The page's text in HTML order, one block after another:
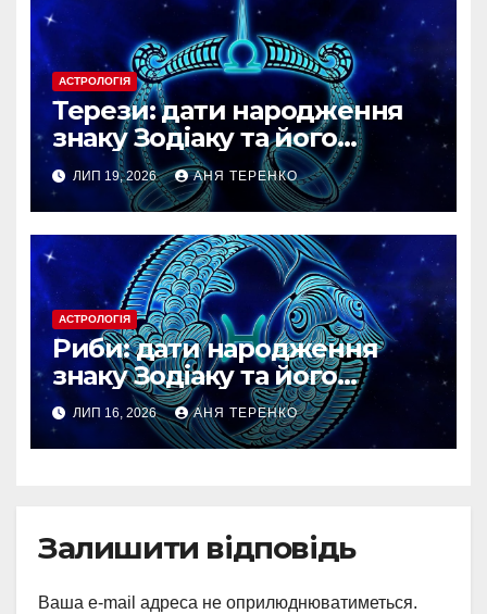
АСТРОЛОГІЯ
Терези: дати народження
знаку Зодіаку та його
особливості
ЛИП 19, 2026 АНЯ ТЕРЕНКО
АСТРОЛОГІЯ
Риби: дати народження
знаку Зодіаку та його
особливості
ЛИП 16, 2026 АНЯ ТЕРЕНКО
Залишити відповідь
Ваша e-mail адреса не оприлюднюватиметься.